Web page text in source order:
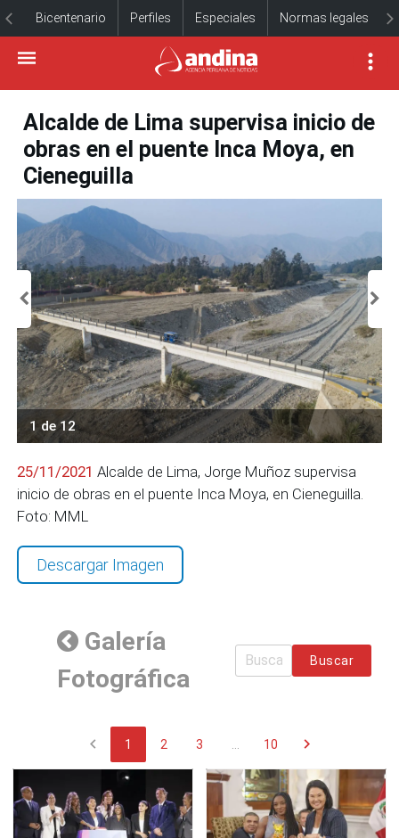
Bicentenario Perfiles Especiales Normas legales
Alcalde de Lima supervisa inicio de
obras en el puente Inca Moya, en
Cieneguilla
1 de 12
25/11/2021 Alcalde de Lima, Jorge Muñoz supervisa
inicio de obras en el puente Inca Moya, en Cieneguilla.
Foto: MML
Descargar Imagen
Galería
Fotográfica
Buscar
chevron_left 1 2 3 10 chevron_right